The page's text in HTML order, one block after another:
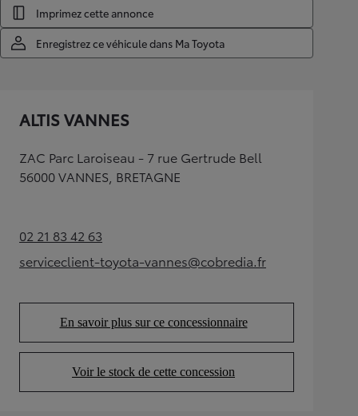
Imprimez cette annonce
Enregistrez ce véhicule dans Ma Toyota
ALTIS VANNES
ZAC Parc Laroiseau - 7 rue Gertrude Bell
56000 VANNES, BRETAGNE
02 21 83 42 63(Opens in new tab)
serviceclient-toyota-vannes@cobredia.fr
(Opens in new tab)
En savoir plus sur ce concessionnaire
(Opens in new tab)
Voir le stock de cette concession
(Opens in new tab)